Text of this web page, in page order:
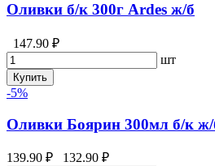
Оливки б/к 300г Ardes ж/б
147.90 ₽
шт
Купить
-5%
Оливки Боярин 300мл б/к ж/
139.90 ₽
132.90 ₽